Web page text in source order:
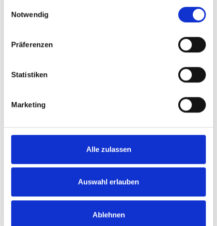
Notwendig
Präferenzen
Statistiken
Marketing
Alle zulassen
Auswahl erlauben
Ablehnen
Produkte
Turny Evo
Turny Low Vehicle
Rollstuhllifte